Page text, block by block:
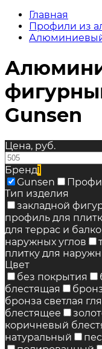
Главная
Профили из
Gunsen
Цена, руб.
Бренд1
Gunsen
Тип изделия
закладной
профиль для
для террас и
наружных углов
плитку для
Цвет
без покрытия
блестящая
бронза светлая
блестящее
коричневый
натуральный